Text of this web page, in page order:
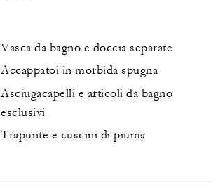
Vasca da bagno e doccia separate
Accappatoi in morbida spugna
Asciugacapelli e articoli da bagno
esclusivi
Trapunte e cuscini di piuma